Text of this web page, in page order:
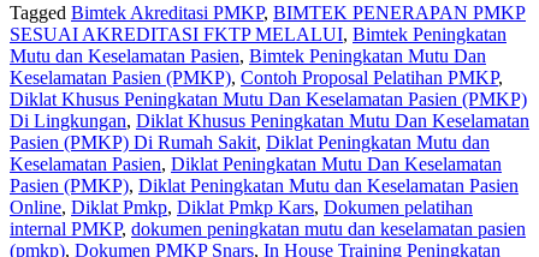
Tagged Bimtek Akreditasi PMKP, BIMTEK PENERAPAN PMKP
SESUAI AKREDITASI FKTP MELALUI, Bimtek Peningkatan
Mutu dan Keselamatan Pasien, Bimtek Peningkatan Mutu Dan
Keselamatan Pasien (PMKP), Contoh Proposal Pelatihan PMKP,
Diklat Khusus Peningkatan Mutu Dan Keselamatan Pasien (PMKP)
Di Lingkungan, Diklat Khusus Peningkatan Mutu Dan Keselamatan
Pasien (PMKP) Di Rumah Sakit, Diklat Peningkatan Mutu dan
Keselamatan Pasien, Diklat Peningkatan Mutu Dan Keselamatan
Pasien (PMKP), Diklat Peningkatan Mutu dan Keselamatan Pasien
Online, Diklat Pmkp, Diklat Pmkp Kars, Dokumen pelatihan
internal PMKP, dokumen peningkatan mutu dan keselamatan pasien
(pmkp), Dokumen PMKP Snars, In House Training Peningkatan